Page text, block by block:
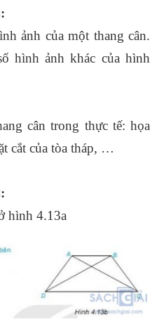
ảnh của một thang cân.
hình ảnh khác của hình
cân trong thực tế: họa
cắt của tòa tháp, …
hình 4.13a